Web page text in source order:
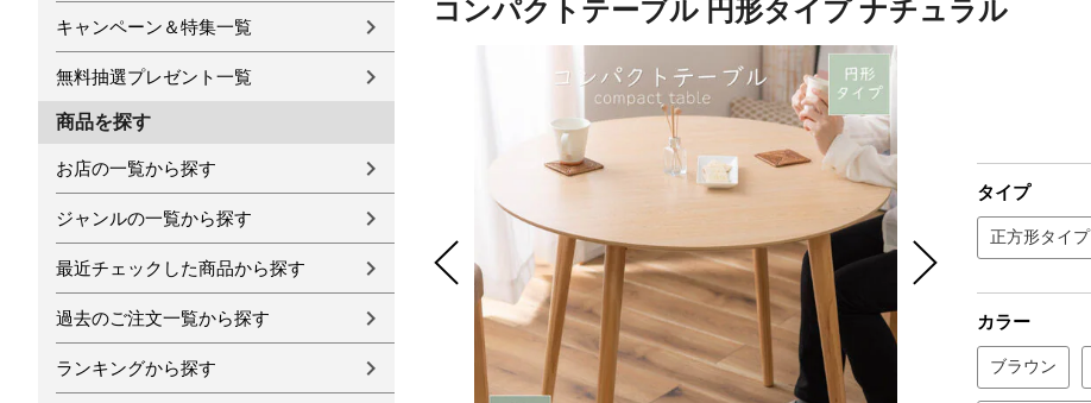
キャンペーン＆特集一覧
無料抽選プレゼント一覧
商品を探す
お店の一覧から探す
ジャンルの一覧から探す
最近チェックした商品から探す
過去のご注文一覧から探す
ランキングから探す
コンパクトテーブル 円形タイプ ナチュラル
タイプ
正方形タイプ
カラー
ブラウン